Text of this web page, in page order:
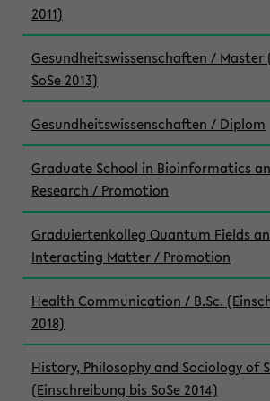
2011)
Gesundheitswissenschaften / Master
SoSe 2013)
Gesundheitswissenschaften / Diplom
Graduate School in Bioinformatics
Research / Promotion
Graduiertenkolleg Quantum Fields
Interacting Matter / Promotion
Health Communication / B.Sc.
2018)
History, Philosophy and Sociology of
(Einschreibung bis SoSe 2014)